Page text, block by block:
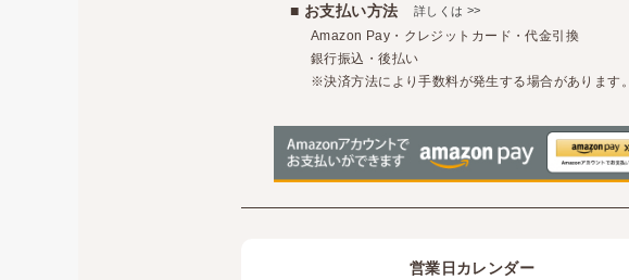
■ お支払い方法 詳しくは >>
Amazon Pay・クレジットカード・代金引換
銀行振込・後払い
※決済方法により手数料が発生する場合があります。
営業日カレンダー